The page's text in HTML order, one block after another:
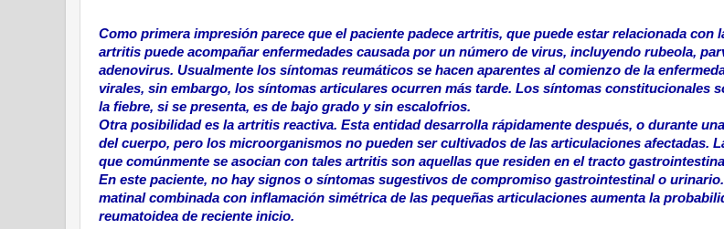
Como primera impresión parece que el paciente padece artritis, que puede estar relacionada con
artritis puede acompañar enfermedades causada por un número de virus, incluyendo rubeola,
adenovirus. Usualmente los síntomas reumáticos se hacen aparentes al comienzo de la
virales, sin embargo, los síntomas articulares ocurren más tarde. Los síntomas constitucionales
la fiebre, si se presenta, es de bajo grado y sin escalofrios.
Otra posibilidad es la artritis reactiva. Esta entidad desarrolla rápidamente después, o durante
del cuerpo, pero los microorganismos no pueden ser cultivados de las articulaciones afectadas.
que comúnmente se asocian con tales artritis son aquellas que residen en el tracto
En este paciente, no hay signos o síntomas sugestivos de compromiso gastrointestinal o
matinal combinada con inflamación simétrica de las pequeñas articulaciones aumenta la
reumatoidea de reciente inicio.